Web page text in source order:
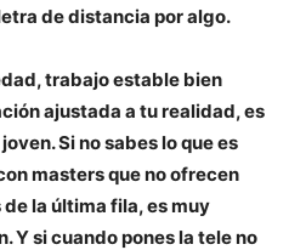
de distancia por algo.
trabajo estable bien
ajustada a tu realidad, es
Si no sabes lo que es
masters que no ofrecen
la última fila, es muy
Y si cuando pones la tele no